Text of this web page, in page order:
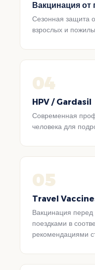
Вакцинация от
Сезонная защита
взрослых и
04
HPV / Gardasil
Современная
человека для
05
Travel
Вакцинация
поездками в
рекомендациями